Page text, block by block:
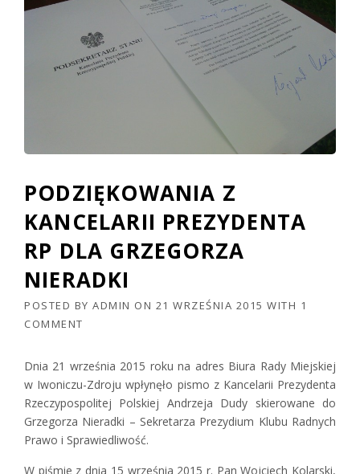
PODZIĘKOWANIA Z
KANCELARII PREZYDENTA
RP DLA GRZEGORZA
NIERADKI
POSTED BY ADMIN ON 21 WRZEŚNIA 2015 WITH 1
COMMENT
Dnia 21 września 2015 roku na adres Biura Rady Miejskiej
w Iwoniczu-Zdroju wpłynęło pismo z Kancelarii Prezydenta
Rzeczypospolitej Polskiej Andrzeja Dudy skierowane do
Grzegorza Nieradki – Sekretarza Prezydium Klubu Radnych
Prawo i Sprawiedliwość.
W piśmie z dnia 15 września 2015 r. Pan Wojciech Kolarski,